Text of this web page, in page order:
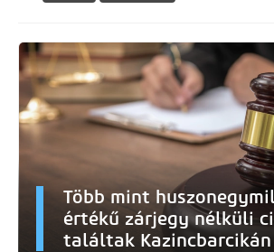
Több mint
értékű zárjegy nélküli
találtak Kazincbarcikán